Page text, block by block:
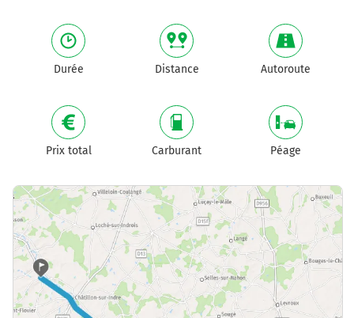
Durée Distance Autoroute
Prix total Carburant Péage